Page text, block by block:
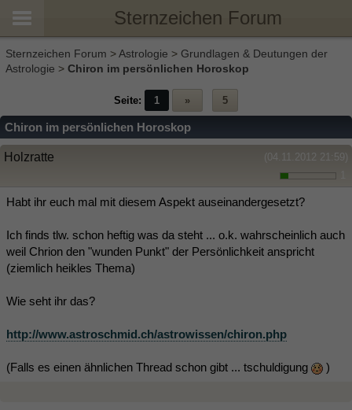
Sternzeichen Forum
Sternzeichen Forum >Astrologie > Grundlagen & Deutungen der
Astrologie > Chiron im persönlichen Horoskop
Seite: 1 » 5
Chiron im persönlichen Horoskop
(04.11.2012 21:59)
Holzratte
Habt ihr euch mal mit diesem Aspekt auseinandergesetzt?
Ich finds tlw. schon heftig was da steht ... o.k. wahrscheinlich auch
weil Chrion den "wunden Punkt" der Persönlichkeit anspricht
(ziemlich heikles Thema)
Wie seht ihr das?
http://www.astroschmid.ch/astrowissen/chiron.php
(Falls es einen ähnlichen Thread schon gibt ... tschuldigung )